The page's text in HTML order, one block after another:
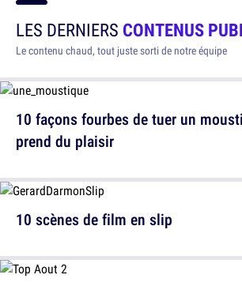
LES DERNIERS CONTENUS
Le contenu chaud, tout juste sorti de notre équipe
10 façons fourbes de tuer un
prend du plaisir
10 scènes de film en slip